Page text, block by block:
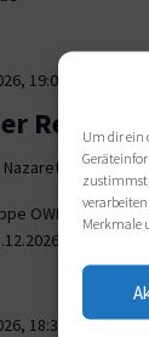
Um dir ein
zustimmst,
Merkmale
19:00
Nazarethweg 5,
OWL trifft sich
jeweils von
18:30 21:30